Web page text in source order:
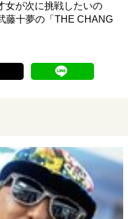
女が次に挑戦したいの
藤十夢の「THE CHANG